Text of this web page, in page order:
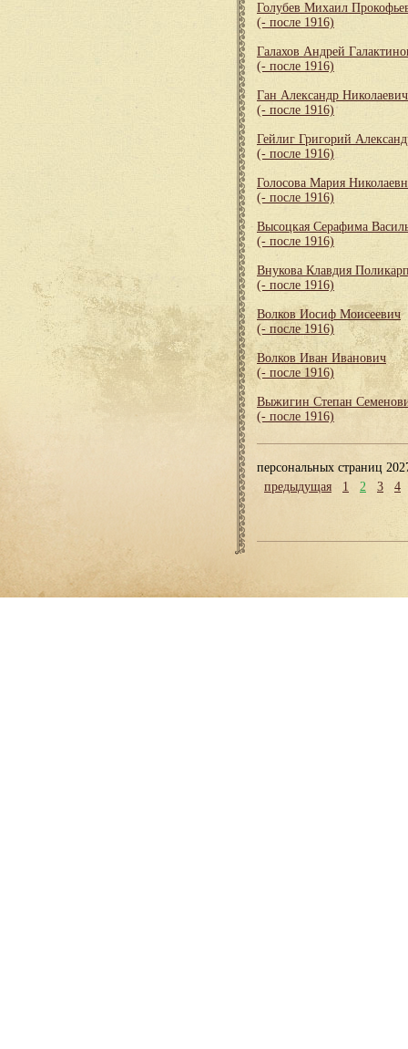
Голубев Михаил
(- после 1916)
Галахов Андрей
(- после 1916)
Ган Александр Николаевич
(- после 1916)
Гейлиг Григорий
(- после 1916)
Голосова Мария
(- после 1916)
Высоцкая Серафима
(- после 1916)
Внукова Клавдия
(- после 1916)
Волков Иосиф Моисеевич
(- после 1916)
Волков Иван Иванович
(- после 1916)
Выжигин Степан
(- после 1916)
персональных страниц
предыдущая
1 2 3 4